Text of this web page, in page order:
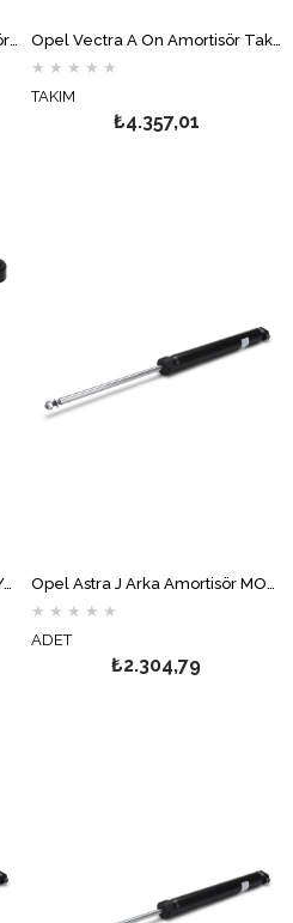
Opel Astra G SW Arka Amortisör MONROE
Opel Vectra A Ön Amortisör Takımı Gazlı MONROE
★ ★ ★ ★ ★
TAKIM
₺4.357,01
Opel Vectra A Arka Amortisör Yağlı MONROE
★ ★ ★ ★ ★
ADET
₺2.304,79